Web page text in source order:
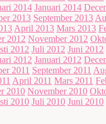
2014 Januari 2014
2013 September 2013
April 2013 Mars 2013
2012 November 2012
2012 Juli 2012 Juni 2012
2012 Januari 2012
2011 September 2011
April 2011 Mars 2011
2010 November 2010
2010 Juli 2010 Juni 2010